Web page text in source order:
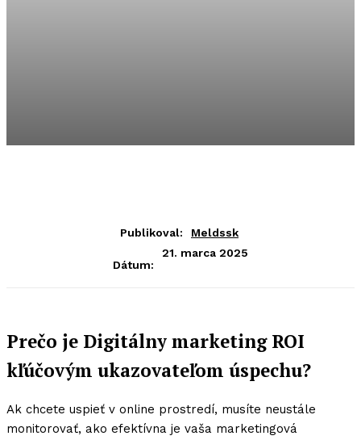
Publikoval: Meldssk
Dátum:
21. marca 2025
Prečo je Digitálny marketing ROI
kľúčovým ukazovateľom úspechu?
Ak chcete uspieť v online prostredí, musíte neustále
monitorovať, ako efektívna je vaša marketingová